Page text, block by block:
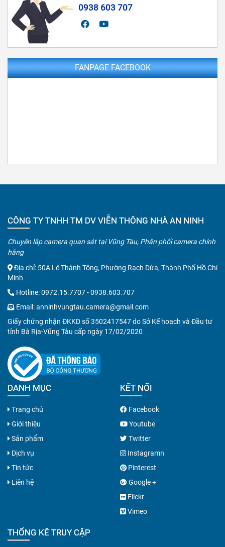
0938 603 707
FANPAGE FACEBOOK
CÔNG TY TNHH TM DV VIỄN THÔNG NHÀ AN NINH
Chuyên lắp camera quan sát tại Vũng Tàu, Phân phối camera chính
hãng
Địa chỉ: 50A Lê Thánh Tông, Phường Rạch Dừa, Thành Phố Hồ Chí
Minh
Hotline:0972.15.7707-0938.603.707
Email:anninhvungtau.camera@gmail.com
Giấy chứng nhận ĐKKD số 3502417547 do Sở Kế hoạch và Đầu tư
tỉnh Bà Rịa-Vũng Tàu cấp ngày 17/02/2020
DANH MỤC
Trang chủ
Giới thiệu
Sản phẩm
Dịch vụ
Tin tức
Liên hệ
KẾT NỐI
Facebook
Youtube
Twitter
Instagramn
Pinterest
Google +
Flickr
Vimeo
THỐNG KÊ TRUY CẬP